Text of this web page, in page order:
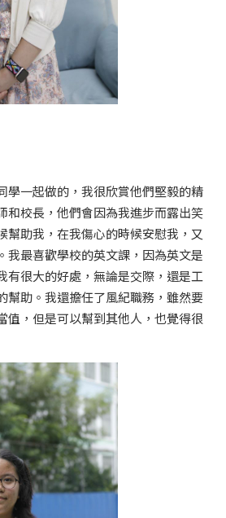
學一起做的，我很欣賞他們堅毅的精
和校長，他們會因為我進步而露出笑
幫助我，在我傷心的時候安慰我，又
我最喜歡學校的英文課，因為英文是
有很大的好處，無論是交際，還是工
幫助。我還擔任了風紀職務，雖然要
值，但是可以幫到其他人，也覺得很